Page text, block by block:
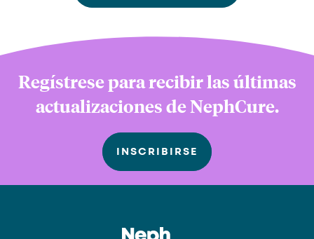
Regístrese para recibir las últimas
actualizaciones de NephCure.
INSCRIBIRSE